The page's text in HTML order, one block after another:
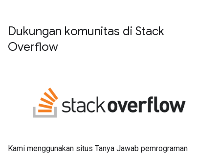
Dukungan komunitas di Stack
Overflow
Kami menggunakan situs Tanya Jawab pemrograman